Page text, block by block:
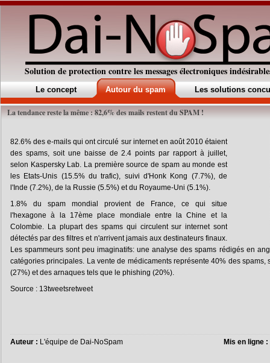
Solution de protection contre les messages électroniques
Le concept Autour du spam Les solutions
La tendance reste la même : 82,6% des mails restent du SPAM !
82.6% des e-mails qui ont circulé sur internet en août 2010 étaient
des spams, soit une baisse de 2.4 points par rapport à juillet,
selon Kaspersky Lab. La première source de spam au monde est
les Etats-Unis (15.5% du trafic), suivi d'Honk Kong (7.7%), de
l'Inde (7.2%), de la Russie (5.5%) et du Royaume-Uni (5.1%).
1.8% du spam mondial provient de France, ce qui situe
l'hexagone à la 17ème place mondiale entre la Chine et la
Colombie. La plupart des spams qui circulent sur internet sont
détectés par des filtres et n'arrivent jamais aux destinateurs finaux.
Les spammeurs sont peu imaginatifs: une analyse des spams rédigés en
catégories principales. La vente de médicaments représente 40% des spams,
(27%) et des arnaques tels que le phishing (20%).
Source : 13tweetsretweet
Auteur : L'équipe de Dai-NoSpam Mis en ligne :